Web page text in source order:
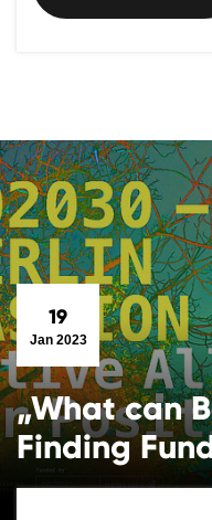
19
Jan 2023
„What can
Finding